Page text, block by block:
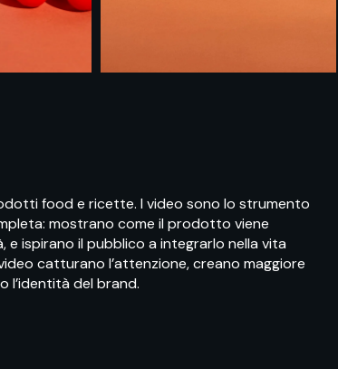
food e ricette. I video sono lo strumento
mostrano come il prodotto viene
ispirano il pubblico a integrarlo nella vita
catturano l’attenzione, creano maggiore
l’identità del brand.